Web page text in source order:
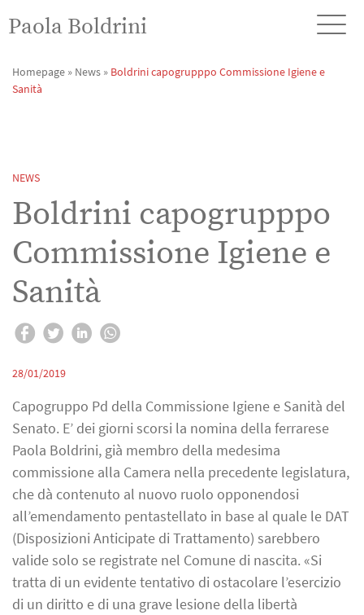
Paola Boldrini
Homepage » News » Boldrini capogrupppo Commissione Igiene e
Sanità
NEWS
Boldrini capogrupppo
Commissione Igiene e
Sanità
28/01/2019
Capogruppo Pd della Commissione Igiene e Sanità del
Senato. E’ dei giorni scorsi la nomina della ferrarese
Paola Boldrini, già membro della medesima
commissione alla Camera nella precedente legislatura,
che dà contenuto al nuovo ruolo opponendosi
all’emendamento pentastellato in base al quale le DAT
(Disposizioni Anticipate di Trattamento) sarebbero
valide solo se registrate nel Comune di nascita. «Si
tratta di un evidente tentativo di ostacolare l’esercizio
di un diritto e di una grave lesione della libertà